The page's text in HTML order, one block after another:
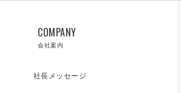
COMPANY
会社案内
社長メッセージ